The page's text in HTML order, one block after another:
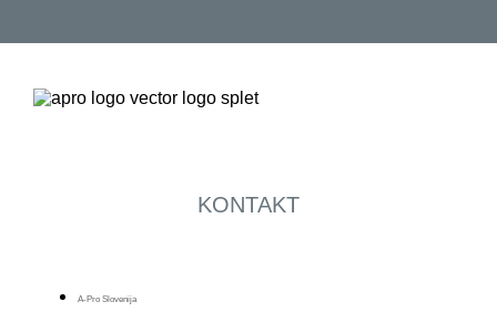
KONTAKT
A-Pro Slovenija